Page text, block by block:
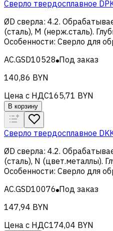
Сверло твердосплавное
ØD сверла: 4.2.
(сталь), M (нерж.сталь).
Особенности: Сверло для
AC.GSD10528 Под заказ
140,86 BYN
Цена с НДС165,71 BYN
В корзину
Сверло твердосплавное
ØD сверла: 4.2.
(сталь), N (цвет.металлы).
Особенности: Сверло для
AC.GSD10076 Под заказ
147,94 BYN
Цена с НДС174,04 BYN